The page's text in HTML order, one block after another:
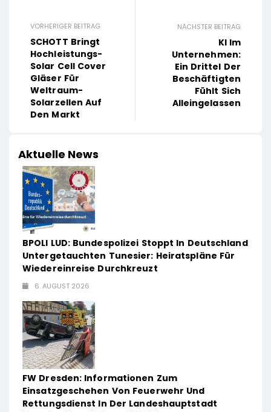
VORHERIGER BEITRAG
SCHOTT Bringt
Hochleistungs-
Solar Cell Cover
Gläser Für
Weltraum-
Solarzellen Auf
Den Markt
NÄCHSTER BEITRAG
KI Im
Unternehmen:
Ein Drittel Der
Beschäftigten
Fühlt Sich
Alleingelassen
Aktuelle News
BPOLI LUD: Bundespolizei Stoppt In Deutschland
Untergetauchten Tunesier: Heiratspläne Für
Wiedereinreise Durchkreuzt
6. AUGUST 2026
FW Dresden: Informationen Zum
Einsatzgeschehen Von Feuerwehr Und
Rettungsdienst In Der Landeshauptstadt